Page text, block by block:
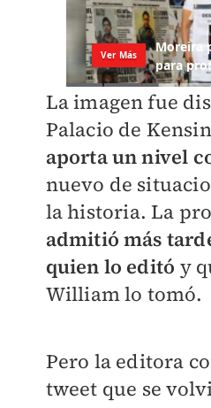
La imagen fue
Palacio de
aporta un nivel
nuevo de
la historia. La
admitió más
quien lo editó y
William lo tomó.
Pero la editora
tweet que se